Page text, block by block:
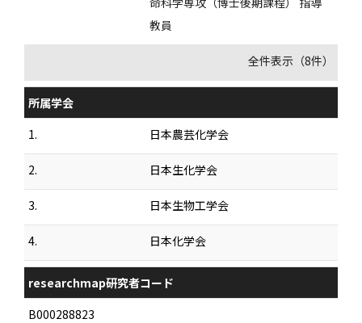
教員
全件表示（8件）
所属学会
1.
日本農芸化学会
2. 日本生化学会
3. 日本生物工学会
4. 日本化学会
researchmap研究者コード
B000288823